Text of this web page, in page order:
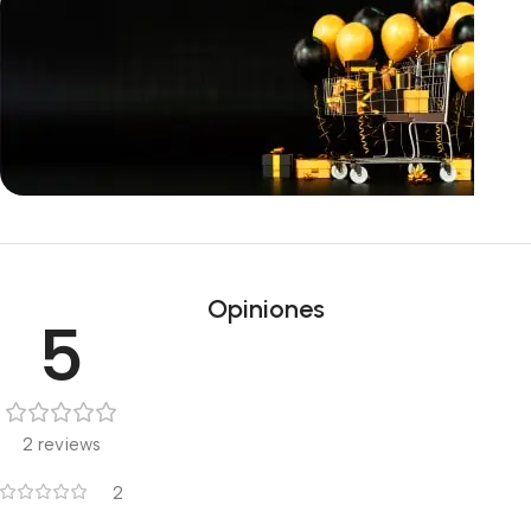
Ofertas inmejorables
Opiniones
5
2 reviews
2